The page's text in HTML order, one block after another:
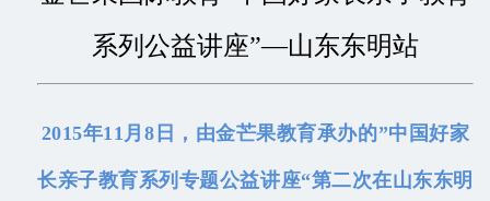
系列公益讲座”—山东东明站
2015年11月8日，由金芒果教育承办的”中国好家
长亲子教育系列专题公益讲座“第二次在山东东明